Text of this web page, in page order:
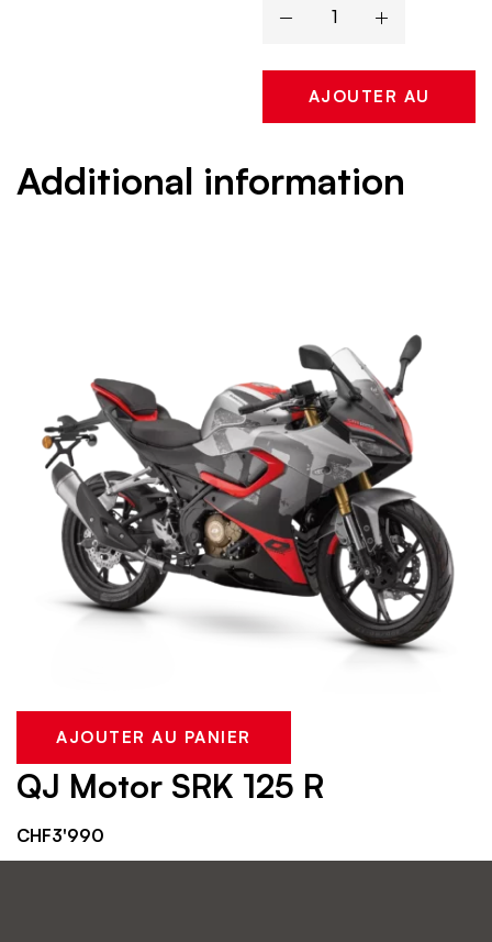
AJOUTER AU
Additional information
AJOUTER AU PANIER
QJ Motor SRK 125 R
CHF3'990